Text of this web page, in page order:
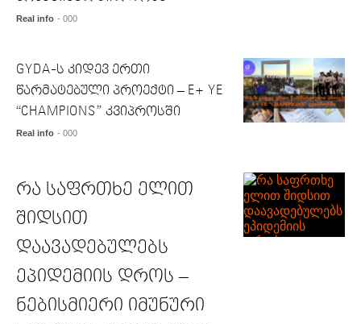
Real info - 000
GYDA-ს კიდევ ერთი
წარმატებული პროექტი – E+ YE
“CHAMPIONS” კვიპროსში
Real info - 000
რა საფრთხე ელით
შიდსით
დაავადებულებს
ეპიდემიის დროს –
ნებისმიერი იმუნური